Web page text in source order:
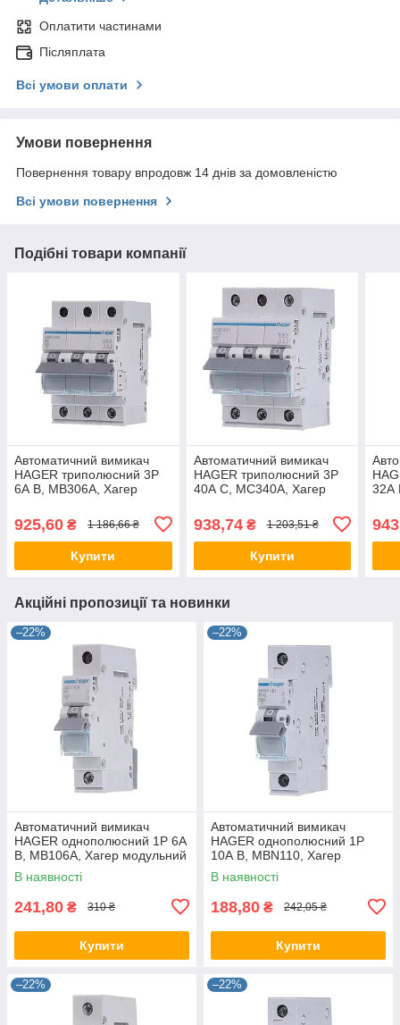
Оплатити частинами
Післяплата
Всі умови оплати
Умови повернення
Повернення товару впродовж 14 днів за домовленістю
Всі умови повернення
Подібні товари компанії
Автоматичний вимикач
HAGER триполюсний 3P
6А B, MB306A, Хагер
щитів і боксів
925,60 ₴ 1 186,66 ₴
Купити
Автоматичний вимикач
HAGER триполюсний 3P
40А C, MC340A, Хагер
щитів і боксів
938,74₴ 1 203,51 ₴
Купити
32А
Акційні пропозиції та новинки
–22%
Автоматичний вимикач
HAGER однополюсний 1P 6А
B, MB106A, Хагер модульний
автомат для щитів і боксів
В наявності
241,80 ₴ 310 ₴
Купити
–22%
Автоматичний вимикач
HAGER однополюсний 1P
10А B, MBN110, Хагер
модульний автомат для
щитів і боксів
В наявності
188,80 ₴ 242,05 ₴
Купити
–22% –22%